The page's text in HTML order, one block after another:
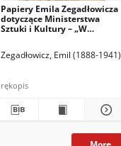
Papiery Emila Zegadłowicza
dotyczące Ministerstwa
Sztuki i Kultury – „W
Zegadłowicz, Emil (1888-1941)
rękopis